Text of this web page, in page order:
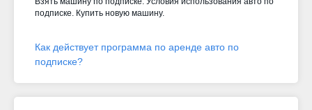
подписке. Купить новую машину.
Как действует программа по аренде авто по
подписке?